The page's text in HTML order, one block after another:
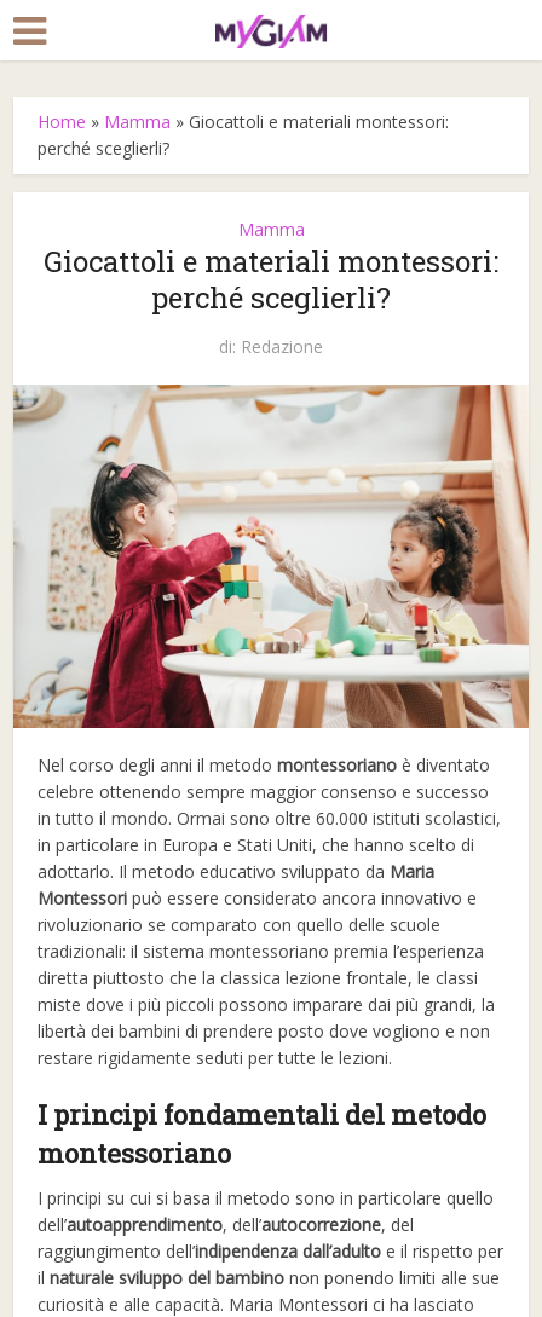
Home » Mamma »Giocattoli e materiali montessori:
perché sceglierli?
Mamma
Giocattoli e materiali montessori:
perché sceglierli?
di: Redazione
Nel corso degli anni il metodomontessoriano è diventato
celebre ottenendo sempre maggior consenso e successo
in tutto il mondo. Ormai sono oltre 60.000 istituti scolastici,
in particolare in Europa e Stati Uniti, che hanno scelto di
adottarlo. Il metodo educativo sviluppato da Maria
Montessori può essere considerato ancora innovativo e
rivoluzionario se comparato con quello delle scuole
tradizionali: il sistema montessoriano premia l’esperienza
diretta piuttosto che la classica lezione frontale, le classi
miste dove i più piccoli possono imparare dai più grandi, la
libertà dei bambini di prendere posto dove vogliono e non
restare rigidamente seduti per tutte le lezioni.
I principi fondamentali del metodo
montessoriano
I principi su cui si basa il metodo sono in particolare quello
dell’autoapprendimento, dell’autocorrezione, del
raggiungimento dell’indipendenza dall’adultoe il rispetto per
ilnaturale sviluppo del bambino non ponendo limiti alle sue
curiosità e alle capacità. Maria Montessori ci ha lasciato